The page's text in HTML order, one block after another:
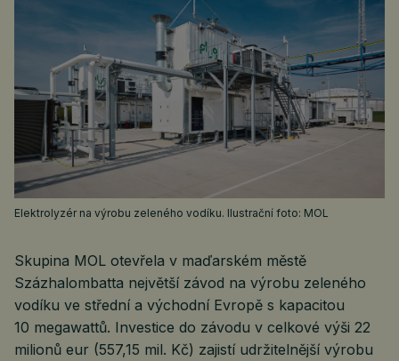
Elektrolyzér na výrobu zeleného vodíku. Ilustrační foto: MOL
Skupina MOL otevřela v maďarském městě
Százhalombatta největší závod na výrobu zeleného
vodíku ve střední a východní Evropě s kapacitou
10 megawattů. Investice do závodu v celkové výši 22
milionů eur (557,15 mil. Kč) zajistí udržitelnější výrobu